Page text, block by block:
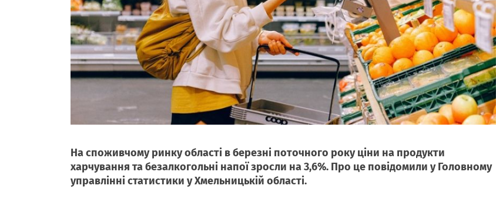
На споживчому ринку області в березні поточного року ціни на продукти
харчування та безалкогольні напої зросли на3,6%. Про це повідомили у Головному
управлінні статистики у Хмельницькій області.